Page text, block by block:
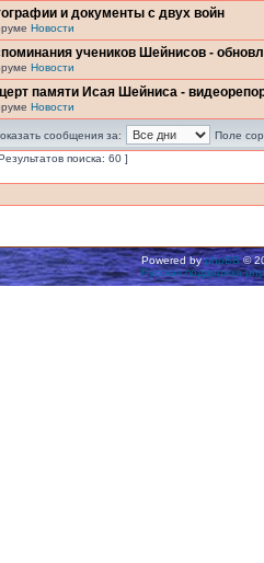
и документы с двух войн
Новости
учеников Шейнисов -
Новости
памяти Исая Шейниса -
Новости
сообщения за:
Поле
поиска: 60 ]
Powered byphpBB©
Русская поддержка